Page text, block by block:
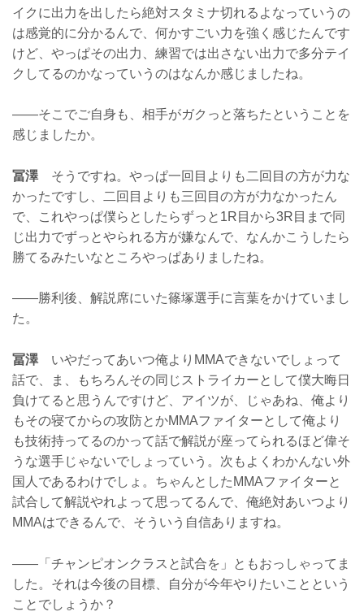
イクに出力を出したら絶対スタミナ切れるよなっていうの
は感覚的に分かるんで、何かすごい力を強く感じたんです
けど、やっぱその出力、練習では出さない出力で多分テイ
クしてるのかなっていうのはなんか感じましたね。
——そこでご自身も、相手がガクっと落ちたということを
感じましたか。
冨澤そうですね。やっぱ一回目よりも二回目の方が力な
かったですし、二回目よりも三回目の方が力なかったん
で、これやっぱ僕らとしたらずっと1R目から3R目まで同
じ出力でずっとやられる方が嫌なんで、なんかこうしたら
勝てるみたいなところやっぱありましたね。
——勝利後、解説席にいた篠塚選手に言葉をかけていまし
た。
冨澤いやだってあいつ俺よりMMAできないでしょって
話で、ま、もちろんその同じストライカーとして僕大晦日
負けてると思うんですけど、アイツが、じゃあね、俺より
もその寝てからの攻防とかMMAファイターとして俺より
も技術持ってるのかって話で解説が座ってられるほど偉そ
うな選手じゃないでしょっていう。次もよくわかんない外
国人であるわけでしょ。ちゃんとしたMMAファイターと
試合して解説やれよって思ってるんで、俺絶対あいつより
MMAはできるんで、そういう自信ありますね。
——「チャンピオンクラスと試合を」ともおっしゃってま
した。それは今後の目標、自分が今年やりたいことという
ことでしょうか？